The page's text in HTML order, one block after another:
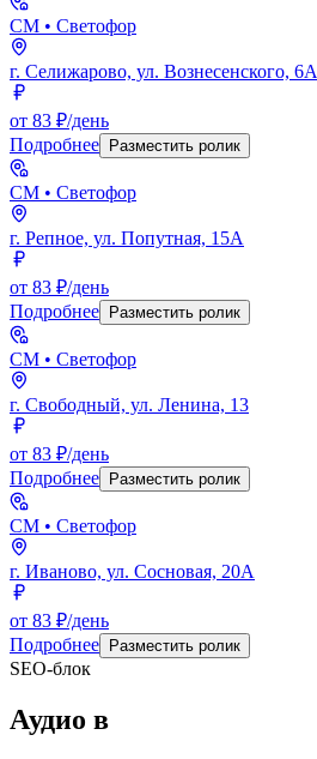
СМ • Светофор
г. Селижарово, ул. Вознесенского, 6А
от 83 ₽/день
Подробнее
Разместить ролик
СМ • Светофор
г. Репное, ул. Попутная, 15А
от 83 ₽/день
Подробнее
Разместить ролик
СМ • Светофор
г. Свободный, ул. Ленина, 13
от 83 ₽/день
Подробнее
Разместить ролик
СМ • Светофор
г. Иваново, ул. Сосновая, 20А
от 83 ₽/день
Подробнее
Разместить ролик
SEO-блок
Аудио в